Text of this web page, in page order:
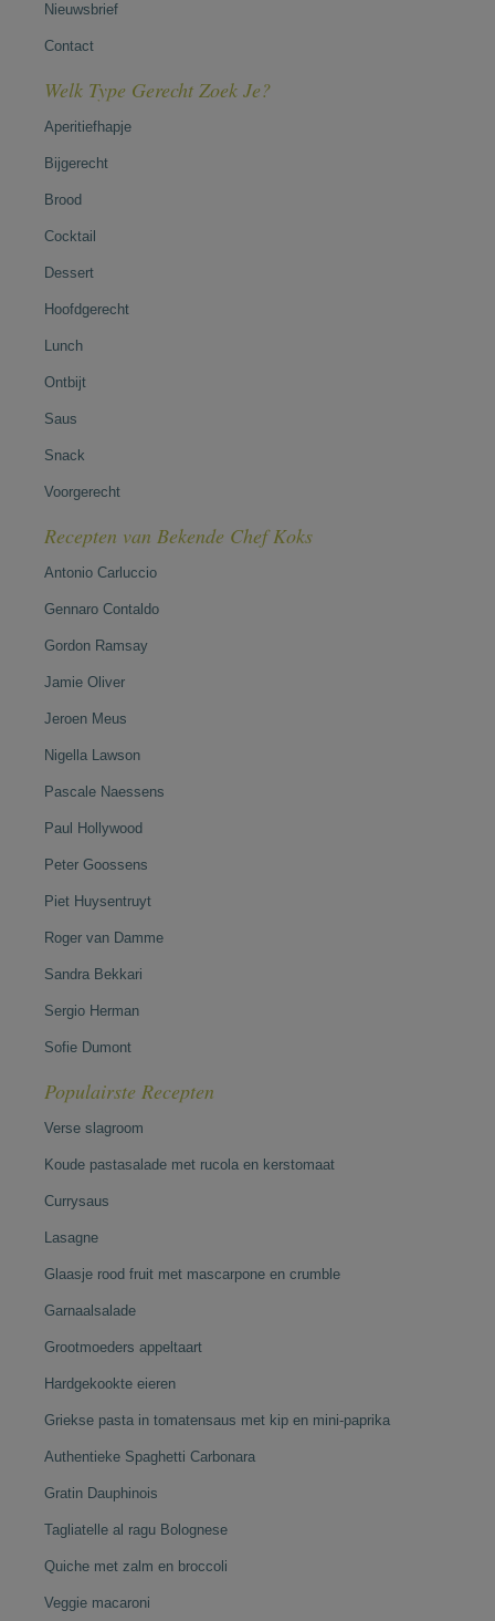
Nieuwsbrief
Contact
Welk Type Gerecht Zoek Je?
Aperitiefhapje
Bijgerecht
Brood
Cocktail
Dessert
Hoofdgerecht
Lunch
Ontbijt
Saus
Snack
Voorgerecht
Recepten van Bekende Chef Koks
Antonio Carluccio
Gennaro Contaldo
Gordon Ramsay
Jamie Oliver
Jeroen Meus
Nigella Lawson
Pascale Naessens
Paul Hollywood
Peter Goossens
Piet Huysentruyt
Roger van Damme
Sandra Bekkari
Sergio Herman
Sofie Dumont
Populairste Recepten
Verse slagroom
Koude pastasalade met rucola en kerstomaat
Currysaus
Lasagne
Glaasje rood fruit met mascarpone en crumble
Garnaalsalade
Grootmoeders appeltaart
Hardgekookte eieren
Griekse pasta in tomatensaus met kip en mini-paprika
Authentieke Spaghetti Carbonara
Gratin Dauphinois
Tagliatelle al ragu Bolognese
Quiche met zalm en broccoli
Veggie macaroni